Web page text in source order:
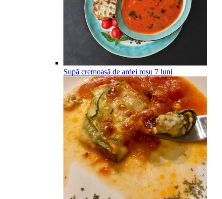
Supă cremoasă de ardei roșu 7 luni